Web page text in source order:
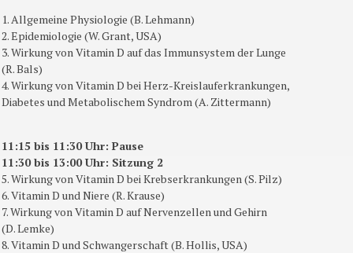
1. Allgemeine Physiologie (B. Lehmann)
2. Epidemiologie (W. Grant, USA)
3. Wirkung von Vitamin D auf das Immunsystem der Lunge
(R. Bals)
4. Wirkung von Vitamin D bei Herz-Kreislauferkrankungen,
Diabetes und Metabolischem Syndrom (A. Zittermann)
11:15 bis 11:30 Uhr: Pause
11:30 bis 13:00 Uhr: Sitzung 2
5. Wirkung von Vitamin D bei Krebserkrankungen (S. Pilz)
6. Vitamin D und Niere (R. Krause)
7. Wirkung von Vitamin D auf Nervenzellen und Gehirn
(D. Lemke)
8. Vitamin D und Schwangerschaft (B. Hollis, USA)